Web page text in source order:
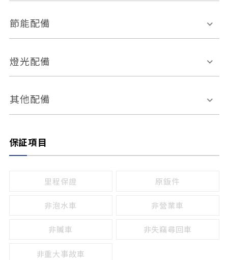
車道偏離警示
自動停車系統 盲點偵測系統
倒車雷達
無
有
外部音源接入
節能配備
引擎啟閉系統
燈光配備
感應頭燈
頭燈光源
其他配備
保証項目
里程保證 原鈑件
非泡水車 非營業車
非贓車 非失竊尋回車
非重大事故車